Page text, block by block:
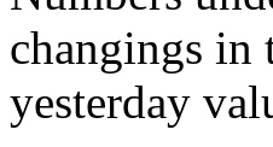
changings in
yesterday